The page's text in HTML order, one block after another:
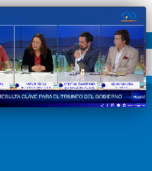
CONTACTO LÍNEA EDITORIAL